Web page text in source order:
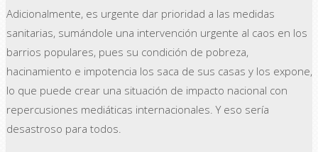
Adicionalmente, es urgente dar prioridad a las medidas
sanitarias, sumándole una intervención urgente al caos en los
barrios populares, pues su condición de pobreza,
hacinamiento e impotencia los saca de sus casas y los expone,
lo que puede crear una situación de impacto nacional con
repercusiones mediáticas internacionales. Y eso sería
desastroso para todos.